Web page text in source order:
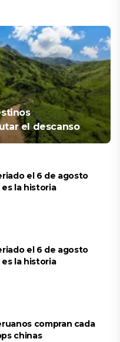
el descanso
el 6 de agosto
es la historia
el 6 de agosto
es la historia
compran cada
chinas